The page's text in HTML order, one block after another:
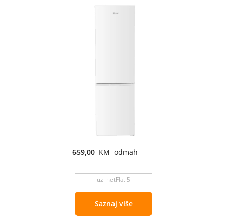
659,00 KM odmah
uz netFlat 5
Saznaj više